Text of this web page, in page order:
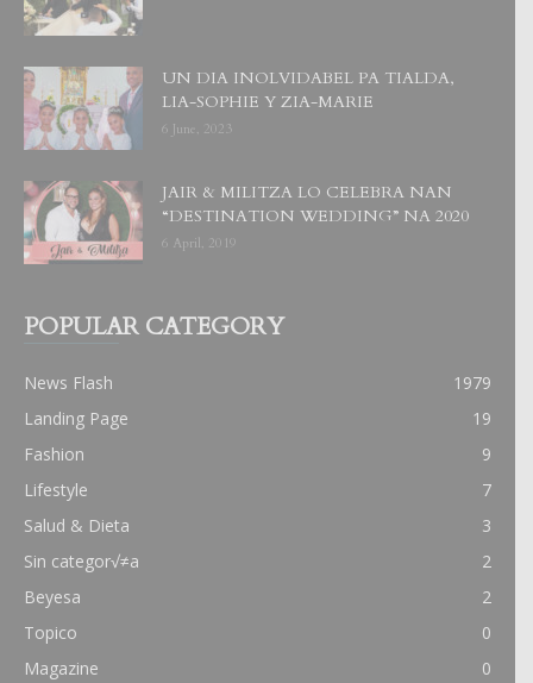
UN DIA INOLVIDABEL PA TIALDA,
LIA-SOPHIE Y ZIA-MARIE
6 June, 2023
JAIR & MILITZA LO CELEBRA NAN
“DESTINATION WEDDING” NA 2020
6 April, 2019
POPULAR CATEGORY
News Flash
1979
Landing Page
19
Fashion
9
Lifestyle
7
Salud & Dieta
3
Sin categor√≠a
2
Beyesa
2
Topico
0
Magazine
0